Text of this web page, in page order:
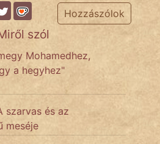
Hozzászólok
szól
Mohamedhez,
a hegyhez"
szarvas és az
meséje